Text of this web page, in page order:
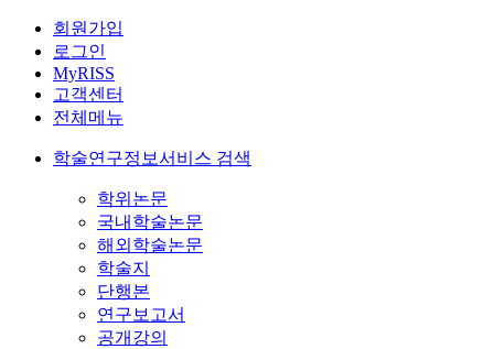
회원가입
로그인
MyRISS
고객센터
전체메뉴
학술연구정보서비스 검색
학위논문
국내학술논문
해외학술논문
학술지
단행본
연구보고서
공개강의